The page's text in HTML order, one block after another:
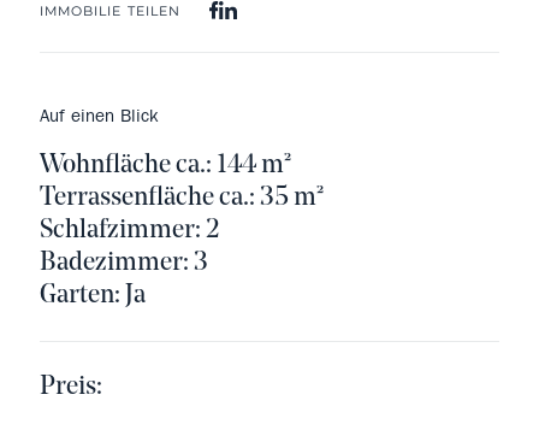
IMMOBILIE TEILEN
Auf einen Blick
Wohnfläche ca.: 144 m²
Terrassenfläche ca.: 35 m²
Schlafzimmer: 2
Badezimmer: 3
Garten: Ja
Preis: